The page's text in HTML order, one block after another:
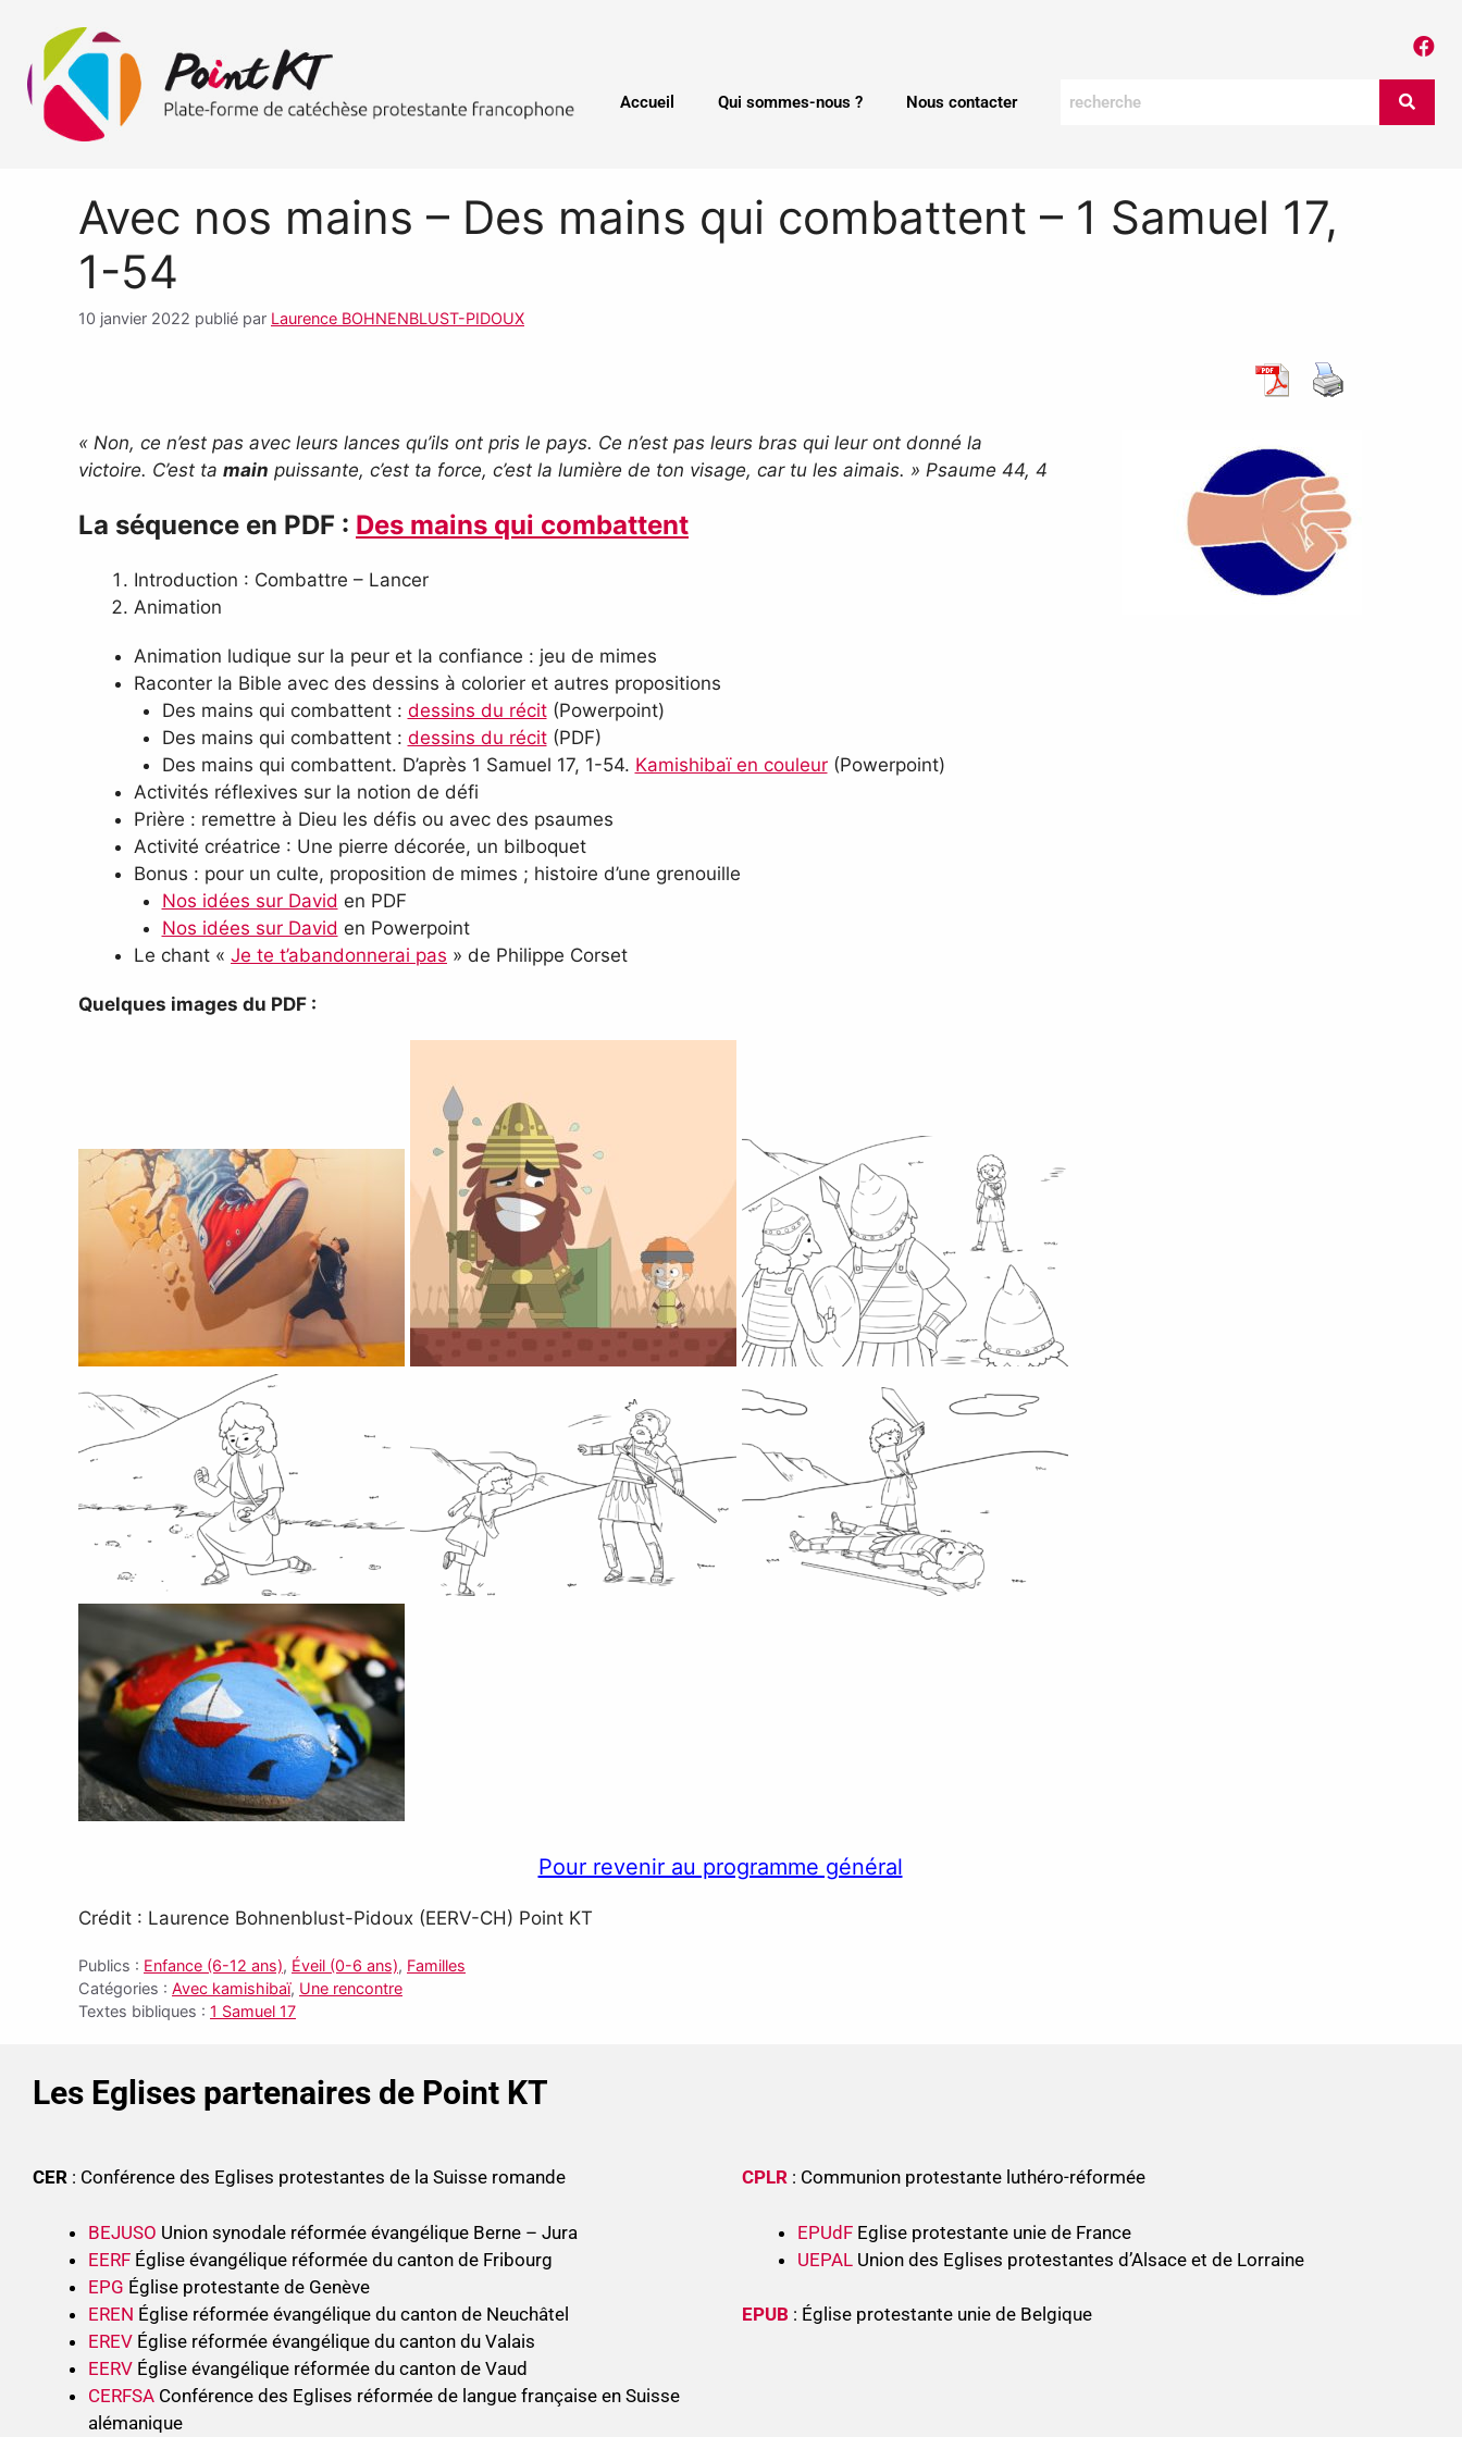
Accueil Qui sommes-nous ? Nous contacter
Avec nos mains – Des mains qui combattent – 1 Samuel 17,
1-54
10 janvier 2022 publié par Laurence BOHNENBLUST-PIDOUX
« Non, ce n’est pas avec leurs lances qu’ils ont pris le pays. Ce n’est pas leurs bras qui leur ont donné la
victoire. C’est ta main puissante, c’est ta force, c’est la lumière de ton visage, car tu les aimais. » Psaume 44, 4
La séquence en PDF : Des mains qui combattent
Introduction : Combattre – Lancer
Animation
Animation ludique sur la peur et la confiance : jeu de mimes
Raconter la Bible avec des dessins à colorier et autres propositions
Des mains qui combattent : dessins du récit(Powerpoint)
Des mains qui combattent : dessins du récit(PDF)
Des mains qui combattent. D’après 1 Samuel 17, 1-54. Kamishibaï en couleur(Powerpoint)
Activités réflexives sur la notion de défi
Prière : remettre à Dieu les défis ou avec des psaumes
Activité créatrice : Une pierre décorée, un bilboquet
Bonus : pour un culte, proposition de mimes ; histoire d’une grenouille
Nos idées sur David en PDF
Nos idées sur David en Powerpoint
Le chant « Je te t’abandonnerai pas » de Philippe Corset
Quelques images du PDF :
Pour revenir au programme général
Crédit : Laurence Bohnenblust-Pidoux (EERV-CH) Point KT
Publics : Enfance (6-12 ans), Éveil (0-6 ans), Familles
Catégories : Avec kamishibaï, Une rencontre
Textes bibliques : 1 Samuel 17
Les Eglises partenaires de Point KT
CER : Conférence des Eglises protestantes de la Suisse romande
BEJUSO Union synodale réformée évangélique Berne – Jura
EERF Église évangélique réformée du canton de Fribourg
EPG Église protestante de Genève
EREN Église réformée évangélique du canton de Neuchâtel
EREV Église réformée évangélique du canton du Valais
EERV Église évangélique réformée du canton de Vaud
CERFSA Conférence des Eglises réformée de langue française en Suisse
alémanique
CPLR : Communion protestante luthéro-réformée
EPUdF Eglise protestante unie de France
UEPAL Union des Eglises protestantes d’Alsace et de Lorraine
EPUB : Église protestante unie de Belgique